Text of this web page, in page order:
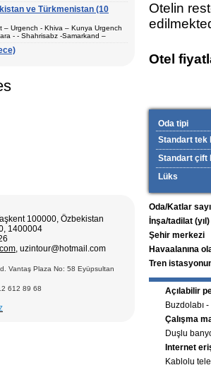
odalar
şehirleri gezilmesi. Surkhandarya
ziyaret etmek için en iyi tur programı
uçak
(geceler): Taşkent (3) – Fergana (3) –
– Kuva – Andican – Hiva (1) –
(2)
odalar
ve Türkmenistan (10
– Urgench - Khiva – Kunya Urgench
- - Shahrisabz -Samarkand –
100000, Özbekistan
1400004
, uzintour@hotmail.com
Vantaş Plaza No: 58 Eyüpsultan
612 89 68
Otelin
Otel
Oda tipi
Standart tek
Standart çift
Lüks
Oda/Katlar
İnşa/tadilat (yıl)
Şehir merkezi
Havaalanına
Tren
Açılabilir
Buzdolabı
Çalışma
Duşlu
Internet
Kablolu